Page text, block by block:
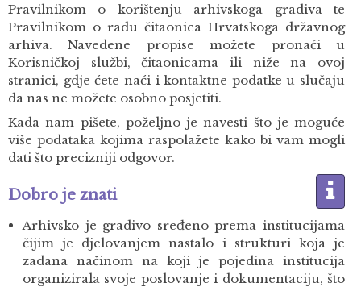
Pravilnikom o korištenju arhivskoga gradiva te
Pravilnikom o radu čitaonica Hrvatskoga državnog
arhiva. Navedene propise možete pronaći u
Korisničkoj službi, čitaonicama ili niže na ovoj
stranici, gdje ćete naći i kontaktne podatke u slučaju
da nas ne možete osobno posjetiti.
Kada nam pišete, poželjno je navesti što je moguće
više podataka kojima raspolažete kako bi vam mogli
dati što precizniji odgovor.
Dobro je znati
Arhivsko je gradivo sređeno prema institucijama
čijim je djelovanjem nastalo i strukturi koja je
zadana načinom na koji je pojedina institucija
organizirala svoje poslovanje i dokumentaciju, što